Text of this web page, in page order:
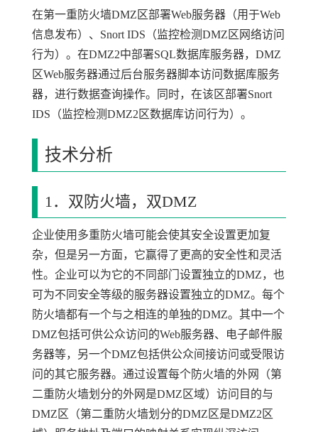
在第一重防火墙DMZ区部署Web服务器（用于Web
信息发布）、Snort IDS（监控检测DMZ区网络访问
行为）。在DMZ2中部署SQL数据库服务器，DMZ
区Web服务器通过后台服务器脚本访问数据库服务
器，进行数据查询操作。同时，在该区部署Snort
IDS（监控检测DMZ2区数据库访问行为）。
技术分析
1．双防火墙，双DMZ
企业使用多重防火墙可能会使其安全设置更加复
杂，但是另一方面，它赢得了更高的安全性和灵活
性。企业可以为它的不同部门设置独立的DMZ，也
可为不同安全等级的服务器设置独立的DMZ。每个
防火墙都有一个与之相连的单独的DMZ。其中一个
DMZ包括可供公众访问的Web服务器、电子邮件服
务器等，另一个DMZ包括供公众间接访问或受限访
问的其它服务器。通过设置每个防火墙的外网（第
二重防火墙划分的外网是DMZ区域）访问目的与
DMZ区（第二重防火墙划分的DMZ区是DMZ2区